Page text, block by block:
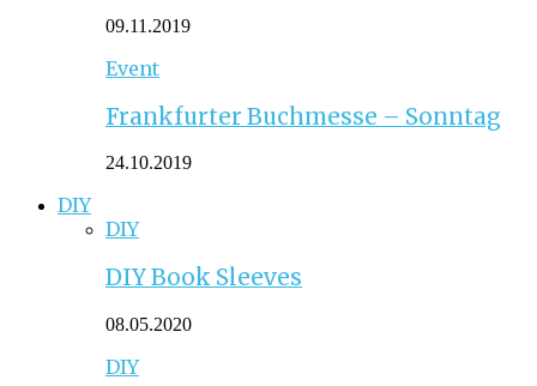
09.11.2019
Event
Frankfurter Buchmesse – Sonntag
24.10.2019
DIY
DIY
DIY Book Sleeves
08.05.2020
DIY